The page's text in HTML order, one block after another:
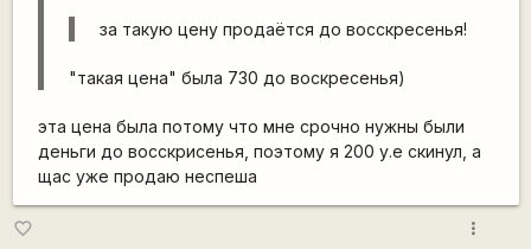
за такую цену продаётся до восскресенья!
"такая цена" была 730 до воскресенья)
эта цена была потому что мне срочно нужны были
деньги до восскрисенья, поэтому я 200 у.е скинул, а
щас уже продаю неспеша
favorite_border more_vert